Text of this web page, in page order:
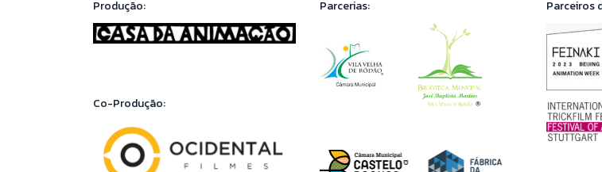
Produção:
Co-Produção:
Parcerias: Parceiros